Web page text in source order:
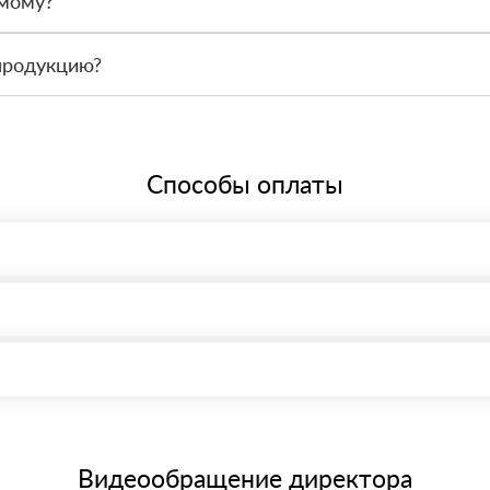
Способы оплаты
через системы электронных платежей.
банковским картам
материала после проверки качества и количества
Видеообращение директора